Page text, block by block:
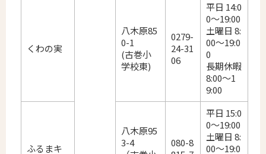
くわの実
八木原85
0-1
(古巻小
学校東)
0279-
24-31
06
平日 14:0
0～19:00
土曜日 8:
00～19:0
0
長期休暇
8:00～1
9:00
ふるまキ
八木原95
3-4
080-8
平日 15:0
0～19:00
土曜日 8:
00～19:0